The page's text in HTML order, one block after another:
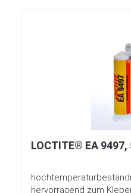
LOCTITE® EA 9497,
hervorragend zum